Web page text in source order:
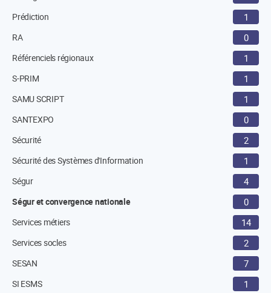
Prédiction 1
RA 0
Référenciels régionaux 1
S-PRIM 1
SAMU SCRIPT 1
SANTEXPO 0
Sécurité 2
Sécurité des Systèmes d'Information 1
Ségur 4
Ségur et convergence nationale 0
Services métiers 14
Services socles 2
SESAN 7
SI ESMS 1